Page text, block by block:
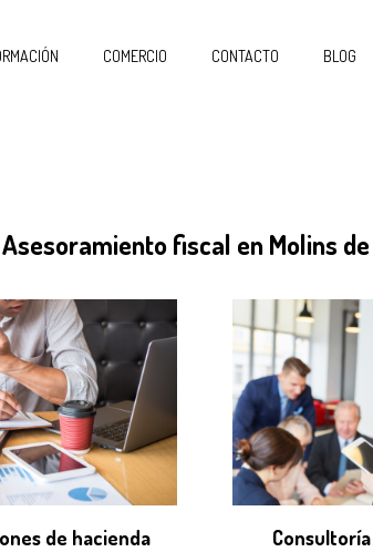
COMERCIO CONTACTO BLOG
Asesoramiento fiscal en Molins de
de hacienda